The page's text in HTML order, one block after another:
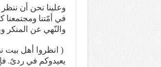
وعلينا نحن أن
في أمّتنا
والنّهي عن المنكر
( انظروا أهل بيت
يعيدوكم في ردىً.